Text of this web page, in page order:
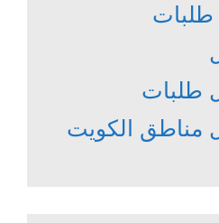
طلبات
طلبات
مناطق الكويت